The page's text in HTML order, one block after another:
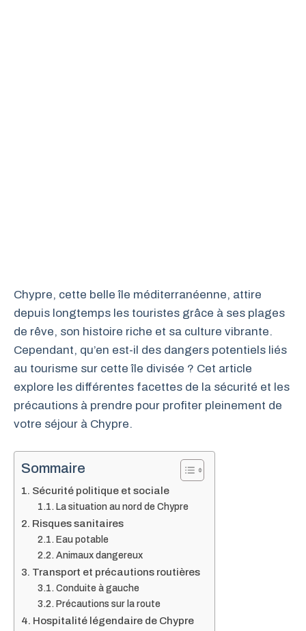
Chypre, cette belle île méditerranéenne, attire
depuis longtemps les touristes grâce à ses plages
de rêve, son histoire riche et sa culture vibrante.
Cependant, qu’en est-il des dangers potentiels liés
au tourisme sur cette île divisée ? Cet article
explore les différentes facettes de la sécurité et les
précautions à prendre pour profiter pleinement de
votre séjour à Chypre.
Sommaire
Sécurité politique et sociale
La situation au nord de Chypre
Risques sanitaires
Eau potable
Animaux dangereux
Transport et précautions routières
Conduite à gauche
Précautions sur la route
Hospitalité légendaire de Chypre